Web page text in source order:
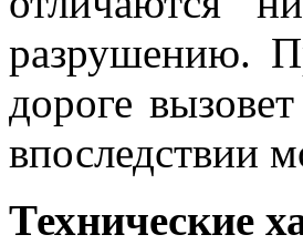
разрушению.
дороге
впоследствии
Технические